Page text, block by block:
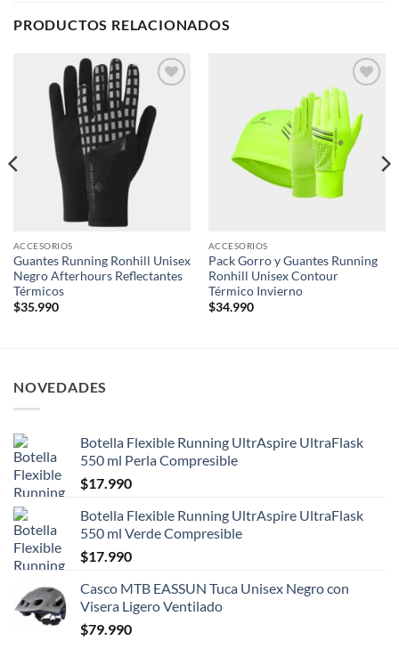
PRODUCTOS RELACIONADOS
wishlist
ACCESORIOS
Guantes Running Ronhill Unisex
Negro Afterhours Reflectantes
Térmicos
$35.990
Add to
wishlist
ACCESORIOS
Pack Gorro y Guantes Running
Ronhill Unisex Contour
Térmico Invierno
$34.990
NOVEDADES
Botella Flexible Running UltrAspire UltraFlask
550 ml Perla Compresible
$17.990
Botella Flexible Running UltrAspire UltraFlask
550 ml Verde Compresible
$17.990
Casco MTB EASSUN Tuca Unisex Negro con
Visera Ligero Ventilado
$79.990